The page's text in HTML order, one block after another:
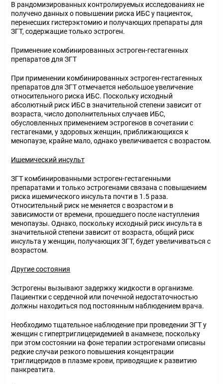
В рандомизированных контролируемых исследованиях не
получено данных о повышении риска ИБС у пациенток,
перенесших гистерэктомию и получающих препараты для
ЗГТ, содержащие только эстроген.
Применение комбинированных эстроген-гестагенных
препаратов для ЗГТ
При применении комбинированных эстроген-гестагенных
препаратов для ЗГТ отмечается небольшое увеличение
относительного риска ИБС. Поскольку исходный
абсолютный риск ИБС в значительной степени зависит от
возраста, число дополнительных случаев ИБС,
обусловленных применением эстрогенов в сочетании с
гестагенами, у здоровых женщин, приближающихся к
менопаузе, крайне мало, однако увеличивается с возрастом.
Ишемический инсульт
ЗГТ комбинированными эстроген-гестагенными
препаратами и только эстрогенами связана с повышением
риска ишемического инсульта почти в 1.5 раза.
Относительный риск не меняется с возрастом и в
зависимости от времени, прошедшего после наступления
менопаузы. Однако, поскольку исходный риск инсульта в
значительной степени зависит от возраста, общий риск
инсульта у женщин, получающих ЗГТ, будет увеличиваться с
возрастом.
Другие состояния
Эстрогены вызывают задержку жидкости в организме.
Пациентки с сердечной или почечной недостаточностью
должны находиться под постоянным наблюдением врача.
Необходимо тщательное наблюдение при проведении ЗГТ у
женщин с гипертриглицеридемией в анамнезе, поскольку
при этом состоянии на фоне терапии эстрогенами описаны
редкие случаи резкого повышения концентрации
триглицеридов в плазме крови, приводящие к развитию
панкреатита.